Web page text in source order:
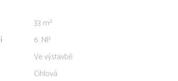
33 m²
6. NP
Ve výstavbě
Cihlová